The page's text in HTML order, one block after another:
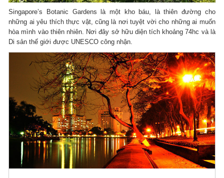
Singapore’s Botanic Gardens là một kho báu, là thiên đường cho
những ai yêu thích thực vật, cũng là nơi tuyệt vời cho những ai muốn
hòa mình vào thiên nhiên. Nơi đây sở hữu diện tích khoảng 74hc và là
Di sản thế giới được UNESCO công nhận.